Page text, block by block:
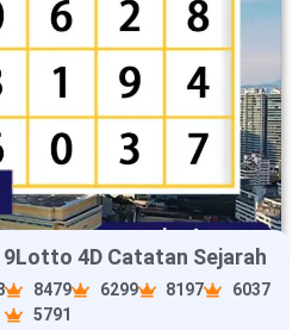
4D Catatan Sejarah
8479 6299 8197
6037
5791